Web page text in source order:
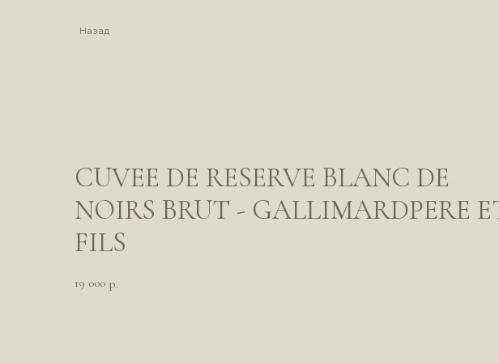
Назад
CUVEE DE RESERVE BLANC DE
NOIRS BRUT - GALLIMARDPERE
FILS
19 000 р.